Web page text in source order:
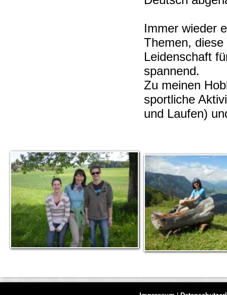
Immer wieder
Themen,
Leidenschaft
spannend.
Zu meinen
sportliche
und Laufen)